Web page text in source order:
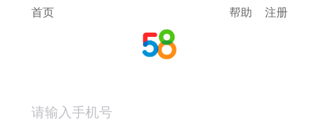
首页 帮助 注册